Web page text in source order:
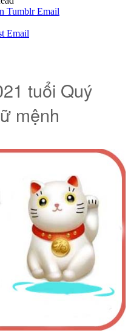
Tumblr Email
Email
tuổi Quý
mệnh